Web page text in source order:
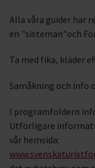
Alla våra guider har
en "sisteman"och
Ta med fika, kläder
Samåkning och info
I programfoldern
Utförligare
vår hemsida: